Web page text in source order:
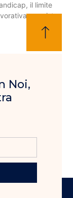
il limite
previsto
Noi,